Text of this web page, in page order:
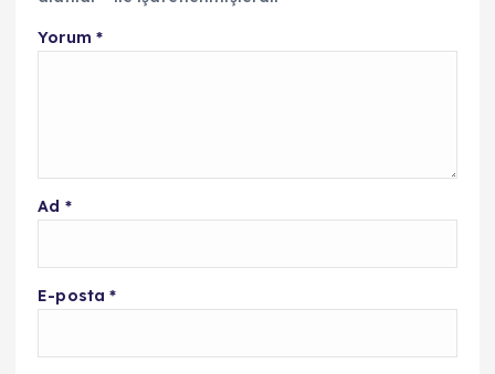
Yorum *
Ad *
E-posta*